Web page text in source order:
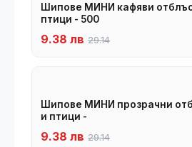
Шипове МИНИ кафяви
птици - 500
9.38 лв 29.14
Шипове МИНИ прозрачни
и птици -
9.38 лв 29.14